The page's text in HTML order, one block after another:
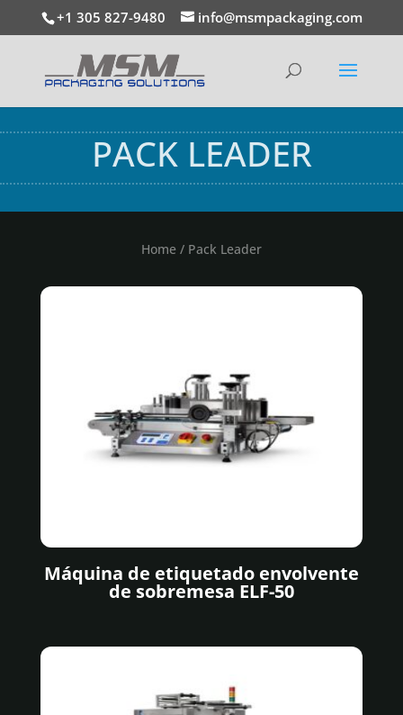
+1 305 827-9480 info@msmpackaging.com
PACK LEADER
Home/ Pack Leader
Máquina de etiquetado envolvente
de sobremesa ELF-50